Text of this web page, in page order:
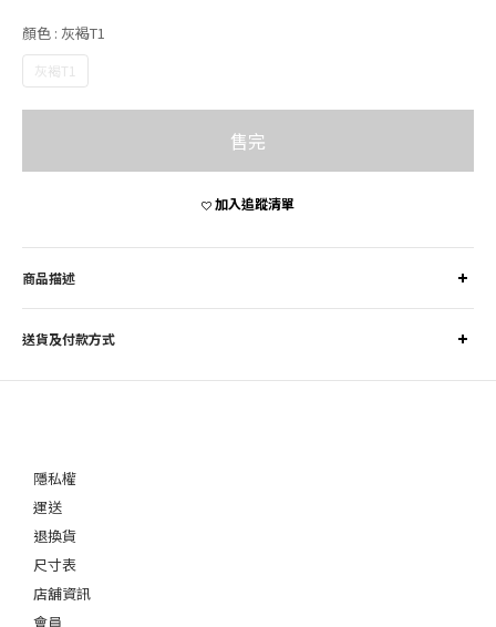
顏色 : 灰褐T1
灰褐T1
售完
加入追蹤清單
商品描述
送貨及付款方式
隱私權
運送
退換貨
尺寸表
店舖資訊
會員